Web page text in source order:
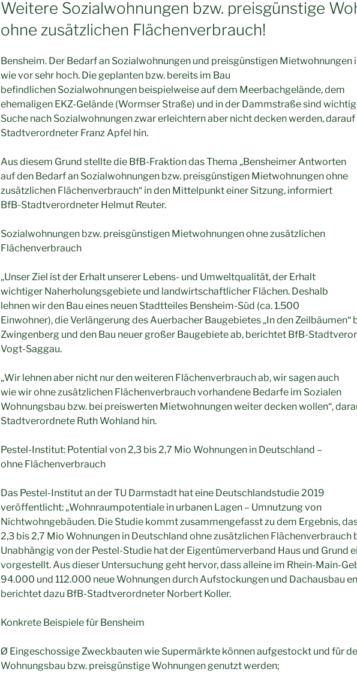
Weitere Sozialwohnungen bzw. preisgünstige
ohne zusätzlichen Flächenverbrauch!
Bensheim. Der Bedarf an Sozialwohnungen und preisgünstigen Mietwohnungen
wie vor sehr hoch. Die geplanten bzw. bereits im Bau
befindlichen Sozialwohnungen beispielweise auf dem Meerbachgelände, dem
ehemaligen EKZ-Gelände (Wormser Straße) und in der Dammstraße sind
Suche nach Sozialwohnungen zwar erleichtern aber nicht decken werden,
Stadtverordneter Franz Apfel hin.
Aus diesem Grund stellte die BfB-Fraktion das Thema „Bensheimer Antworten
auf den Bedarf an Sozialwohnungen bzw. preisgünstigen Mietwohnungen ohne
zusätzlichen Flächenverbrauch“ in den Mittelpunkt einer Sitzung, informiert
BfB-Stadtverordneter Helmut Reuter.
Sozialwohnungen bzw. preisgünstigen Mietwohnungen ohne zusätzlichen
Flächenverbrauch
„Unser Ziel ist der Erhalt unserer Lebens- und Umweltqualität, der Erhalt
wichtiger Naherholungsgebiete und landwirtschaftlicher Flächen. Deshalb
lehnen wir den Bau eines neuen Stadtteiles Bensheim-Süd (ca. 1.500
Einwohner), die Verlängerung des Auerbacher Baugebietes „In den Zeilbäumen“
Zwingenberg und den Bau neuer großer Baugebiete ab, berichtet BfB-
Vogt-Saggau.
„Wir lehnen aber nicht nur den weiteren Flächenverbrauch ab, wir sagen auch
wie wir ohne zusätzlichen Flächenverbrauch vorhandene Bedarfe im Sozialen
Wohnungsbau bzw. bei preiswerten Mietwohnungen weiter decken wollen“,
Stadtverordnete Ruth Wohland hin.
Pestel-Institut: Potential von 2,3 bis 2,7 Mio Wohnungen in Deutschland –
ohne Flächenverbrauch
Das Pestel-Institut an der TU Darmstadt hat eine Deutschlandstudie 2019
veröffentlicht: „Wohnraumpotentiale in urbanen Lagen – Umnutzung von
Nichtwohngebäuden. Die Studie kommt zusammengefasst zu dem Ergebnis,
2,3 bis 2,7 Mio Wohnungen in Deutschland ohne zusätzlichen Flächenverbrauch
Unabhängig von der Pestel-Studie hat der Eigentümerverband Haus und Grund
vorgestellt. Aus dieser Untersuchung geht hervor, dass alleine im Rhein-Main-
94.000 und 112.000 neue Wohnungen durch Aufstockungen und Dachausbau
berichtet dazu BfB-Stadtverordneter Norbert Koller.
Konkrete Beispiele für Bensheim
Ø Eingeschossige Zweckbauten wie Supermärkte können aufgestockt und für
Wohnungsbau bzw. preisgünstige Wohnungen genutzt werden;